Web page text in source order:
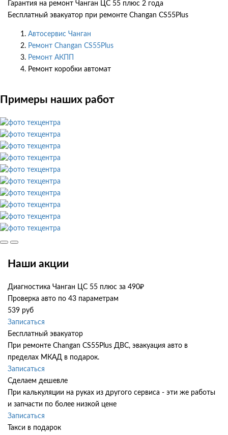
Гарантия на ремонт Чанган ЦС 55 плюс 2 года
Бесплатный эвакуатор при ремонте Changan CS55Plus
Автосервис Чанган
Ремонт Changan CS55Plus
Ремонт АКПП
Ремонт коробки автомат
Примеры наших работ
Наши акции
Диагностика Чанган ЦС 55 плюс за 490₽
Проверка авто по 43 параметрам
539 руб
Записаться
Бесплатный эвакуатор
При ремонте Changan CS55Plus ДВС, эвакуация авто в
пределах МКАД в подарок.
Записаться
Сделаем дешевле
При калькуляции на руках из другого сервиса - эти же работы
и запчасти по более низкой цене
Записаться
Такси в подарок